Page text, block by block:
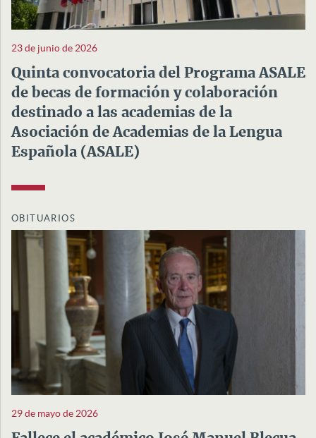
23 de junio de 2026
Quinta convocatoria del Programa ASALE
de becas de formación y colaboración
destinado a las academias de la
Asociación de Academias de la Lengua
Española (ASALE)
OBITUARIOS
29 de mayo de 2026